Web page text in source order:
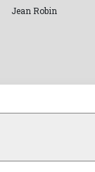
Jean Robin